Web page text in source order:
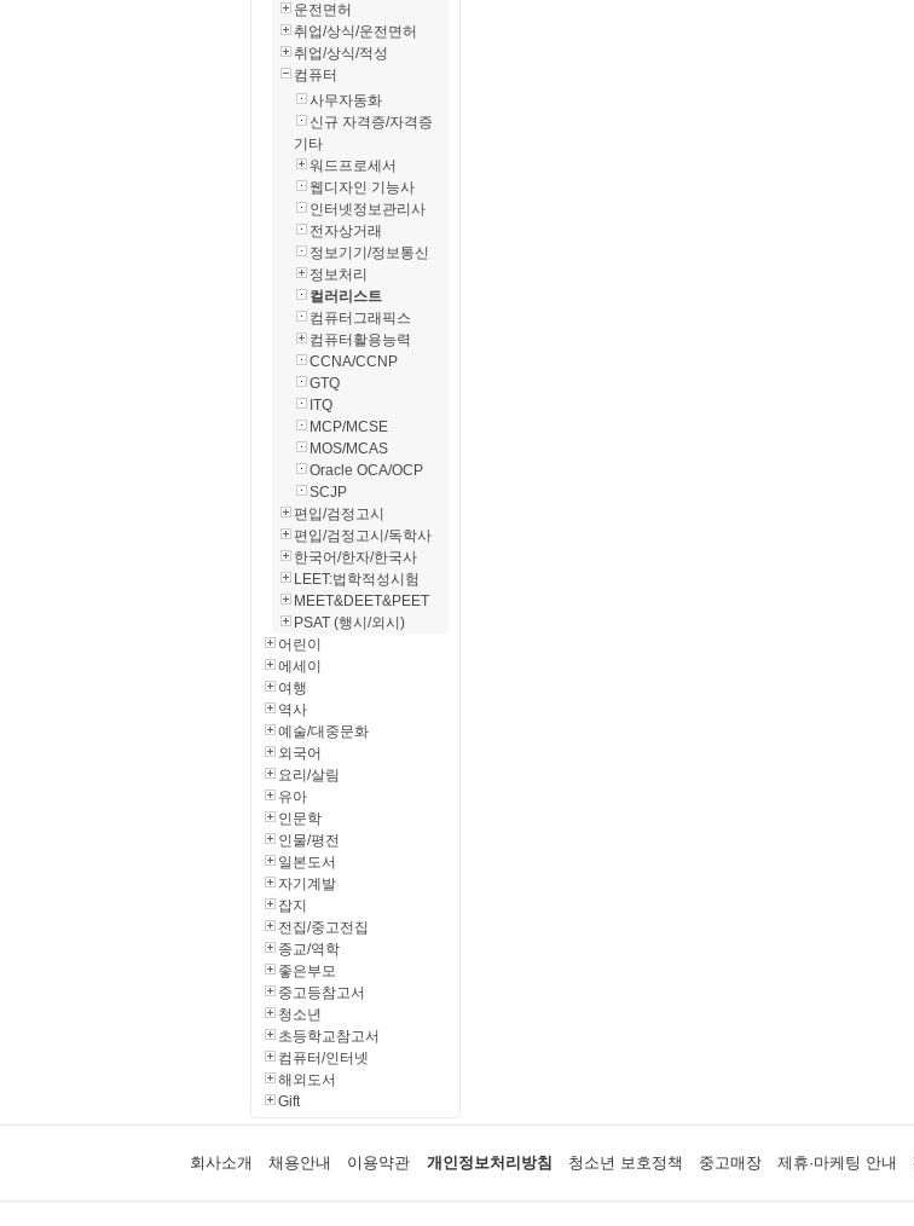
운전면허
취업/상식/운전면허
취업/상식/적성
컴퓨터
사무자동화
신규 자격증/자격증
기타
워드프로세서
웹디자인 기능사
인터넷정보관리사
전자상거래
정보기기/정보통신
정보처리
컬러리스트
컴퓨터그래픽스
컴퓨터활용능력
CCNA/CCNP
GTQ
ITQ
MCP/MCSE
MOS/MCAS
Oracle OCA/OCP
SCJP
편입/검정고시
편입/검정고시/독학사
한국어/한자/한국사
LEET:법학적성시험
MEET&DEET&PEET
PSAT (행시/외시)
어린이
에세이
여행
역사
예술/대중문화
외국어
요리/살림
유아
인문학
인물/평전
일본도서
자기계발
잡지
전집/중고전집
종교/역학
좋은부모
중고등참고서
청소년
초등학교참고서
컴퓨터/인터넷
해외도서
Gift
회사소개 채용안내 이용약관 개인정보처리방침 청소년 보호정책 중고매장 제휴·마케팅 안내